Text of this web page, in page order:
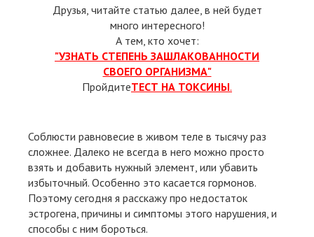
Друзья, читайте статью далее, в ней будет
много интересного!
А тем, кто хочет:
"УЗНАТЬ СТЕПЕНЬ ЗАШЛАКОВАННОСТИ
СВОЕГО ОРГАНИЗМА"
ПройдитеТЕСТ НА ТОКСИНЫ.
Соблюсти равновесие в живом теле в тысячу раз
сложнее. Далеко не всегда в него можно просто
взять и добавить нужный элемент, или убавить
избыточный. Особенно это касается гормонов.
Поэтому сегодня я расскажу про недостаток
эстрогена, причины и симптомы этого нарушения, и
способы с ним бороться.